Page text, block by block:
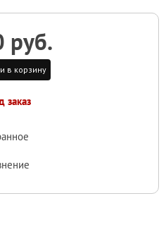
руб.
в корзину
заказ